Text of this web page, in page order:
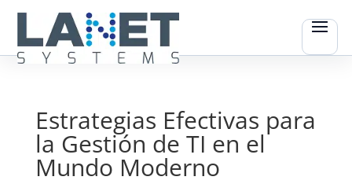
Estrategias Efectivas para
la Gestión de TI en el
Mundo Moderno